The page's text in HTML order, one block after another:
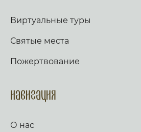
Виртуальные туры
Святые места
Пожертвование
Навигация
О нас